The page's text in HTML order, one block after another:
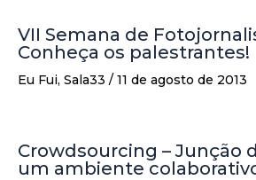
VII Semana de
Conheça os palestrantes!
Eu Fui, Sala33 / 11 de agosto de 2013
Crowdsourcing – Junção
um ambiente